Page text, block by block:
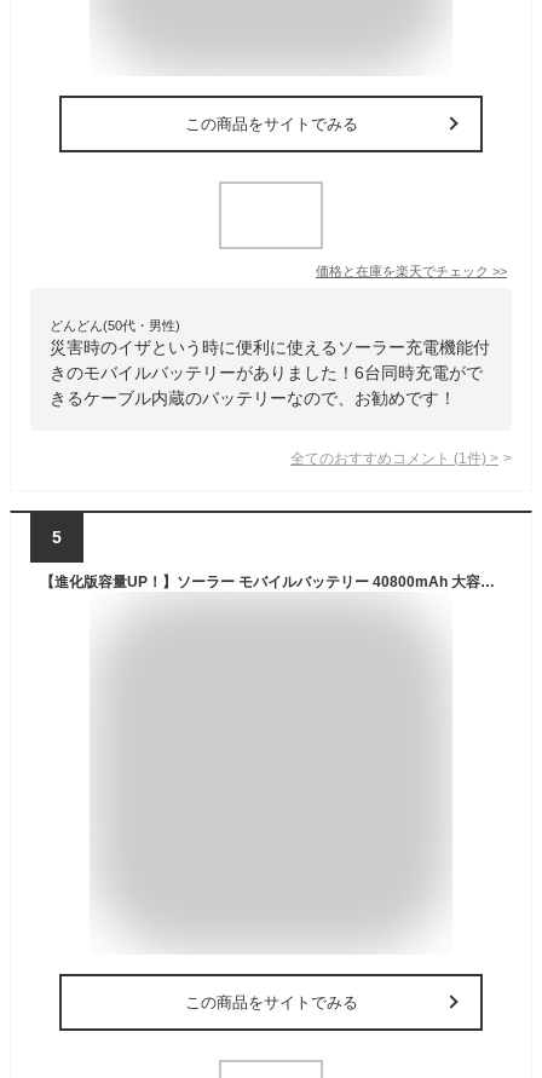
この商品をサイトでみる
価格と在庫を楽天でチェック >>
どんどん(50代・男性)
災害時のイザという時に便利に使えるソーラー充電機能付
きのモバイルバッテリーがありました！6台同時充電がで
きるケーブル内蔵のバッテリーなので、お勧めです！
全てのおすすめコメント (1 件) >
5
【進化版容量UP！】ソーラー モバイルバッテリー 40800mAh 大容量 PD22.5W iphone ソーラー充電器 LEDライト付き 携帯充電器 3USB出力ポート 急速充電 QC&PD対応 太陽光で充電可能 ソーラーチャージャー アウトドア 残電表示 耐衝撃 iPhone/Android 防災グッズ PSE認証済み
この商品をサイトでみる